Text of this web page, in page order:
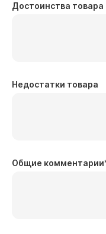
Достоинства товара
Недостатки товара
Общие комментарии